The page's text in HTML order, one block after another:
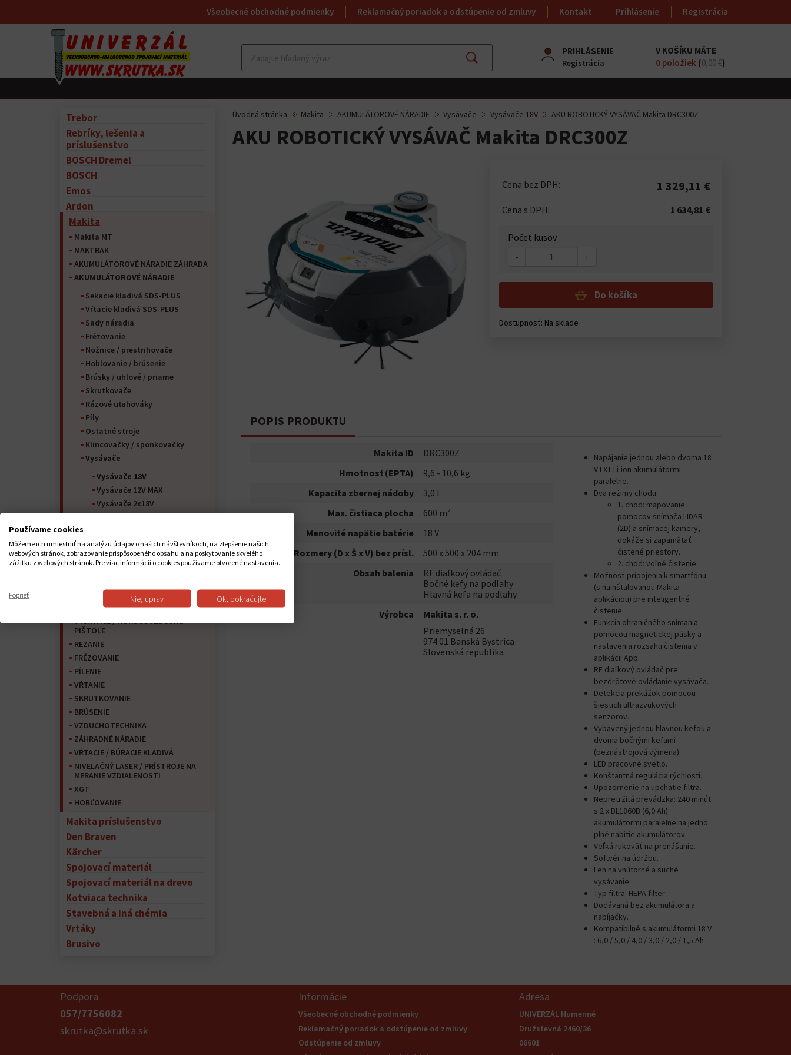
Všeobecné obchodné podmienky Reklamačný poriadok a odstúpenie od zmluvy Kontakt Prihlásenie Registrácia
Hľadať
PRIHLÁSENIE
Registrácia
V KOŠÍKU MÁTE
0 položiek (0,00 €)
Trebor
Rebríky, lešenia a
príslušenstvo
BOSCH Dremel
BOSCH
Emos
Ardon
Makita
Makita MT
MAKTRAK
AKUMULÁTOROVÉ NÁRADIE ZÁHRADA
AKUMULÁTOROVÉ NÁRADIE
Sekacie kladivá SDS-PLUS
Vŕtacie kladivá SDS-PLUS
Sady náradia
Frézovanie
Nožnice / prestrihovače
Hoblovanie / brúsenie
Brúsky / uhlové / priame
Skrutkovače
Rázové uťahováky
Píly
Ostatné stroje
Klincovačky / sponkovačky
Vysávače
Vysávače 18V
Vysávače 12V MAX
Vysávače 2x18V
Špeciálne skrutkovače
Uhlové vŕtačky
Lampy
Rádiá
VYSÁVAČE / HORÚCOVZDUŠNÉ
PIŠTOLE
REZANIE
FRÉZOVANIE
PÍLENIE
VŔTANIE
SKRUTKOVANIE
BRÚSENIE
VZDUCHOTECHNIKA
ZÁHRADNÉ NÁRADIE
VŔTACIE / BÚRACIE KLADIVÁ
NIVELAČNÝ LASER / PRÍSTROJE NA
MERANIE VZDIALENOSTI
XGT
HOBĽOVANIE
Makita príslušenstvo
Den Braven
Kärcher
Spojovací materiál
Spojovací materiál na drevo
Kotviaca technika
Stavebná a iná chémia
Vrtáky
Brusivo
Úvodná stránka Makita AKUMULÁTOROVÉ NÁRADIE Vysávače Vysávače 18V AKU ROBOTICKÝ VYSÁVAČ Makita DRC300Z
AKU ROBOTICKÝ VYSÁVAČ Makita DRC300Z
Cena bez DPH: 1 329,11 €
Cena s DPH: 1 634,81 €
Počet kusov
- +
Do košíka
Dostupnosť: Na sklade
POPIS PRODUKTU
Napájanie jednou alebo dvoma 18
V LXT Li-ion akumulátormi
paralelne.
Dva režimy chodu:
1. chod: mapovanie
pomocov snímača LIDAR
(2D) a snímacej kamery,
dokáže si zapamätať
čistené priestory.
2. chod: voľné čistenie.
Možnosť pripojenia k smartfónu
(s nainštalovanou Makita
aplikáciou) pre inteligentné
čistenie.
Funkcia ohraničného snímania
pomocou magnetickej pásky a
nastavenia rozsahu čistenia v
aplikácii App.
RF diaľkový ovládač pre
bezdrôtové ovládanie vysávača.
Detekcia prekážok pomocou
šiestich ultrazvukových
senzorov.
Vybavený jednou hlavnou kefou a
dvoma bočnými kefami
(beznástrojová výmena).
LED pracovné svetlo.
Konštantná regulácia rýchlosti.
Upozornenie na upchatie filtra.
Nepretržitá prevádzka: 240 minút
s 2 x BL1860B (6,0 Ah)
akumulátormi paralelne na jedno
plné nabitie akumulátorov.
Veľká rukoväť na prenášanie.
Softvér na údržbu.
Len na vnútorné a suché
vysávanie.
Typ filtra: HEPA filter
Dodávaná bez akumulátora a
nabíjačky.
Kompatibilné s akumulátormi 18 V
: 6,0 / 5,0 / 4,0 / 3,0 / 2,0 / 1,5 Ah
Makita ID
DRC300Z
Hmotnosť (EPTA)
9,6 - 10,6 kg
Kapacita zbernej nádoby
3,0 l
Max. čistiaca plocha
600 m²
Menovité napätie batérie
18 V
Rozmery (D x Š x V) bez prísl.
500 x 500 x 204 mm
Obsah balenia
RF diaľkový ovládač
Bočné kefy na podlahy
Hlavná kefa na podlahy
Výrobca
Makita s. r. o.
Priemyselná 26
974 01 Banská Bystrica
Slovenská republika
Podpora
057/7756082
skrutka@skrutka.sk
Informácie
Všeobecné obchodné podmienky
Reklamačný poriadok a odstúpenie od zmluvy
Odstúpenie od zmluvy
Adresa
UNIVERZÁL Humenné
Družstevná 2460/36
06601
Používame cookies
Môžeme ich umiestniť na analýzu údajov o našich návštevníkoch, na zlepšenie našich
webových stránok, zobrazovanie prispôsobeného obsahu a na poskytovanie skvelého
zážitku z webových stránok. Pre viac informácií o cookies používame otvorené nastavenia.
Poprieť Nie, uprav Ok, pokračujte